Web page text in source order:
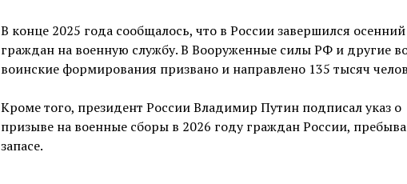
В конце 2025 года сообщалось, что в России завершился
граждан на военную службу. В Вооруженные силы РФ и другие
воинские формирования призвано и направлено 135 тысяч
Кроме того, президент России Владимир Путин подписал указ о
призыве на военные сборы в 2026 году граждан России,
запасе.